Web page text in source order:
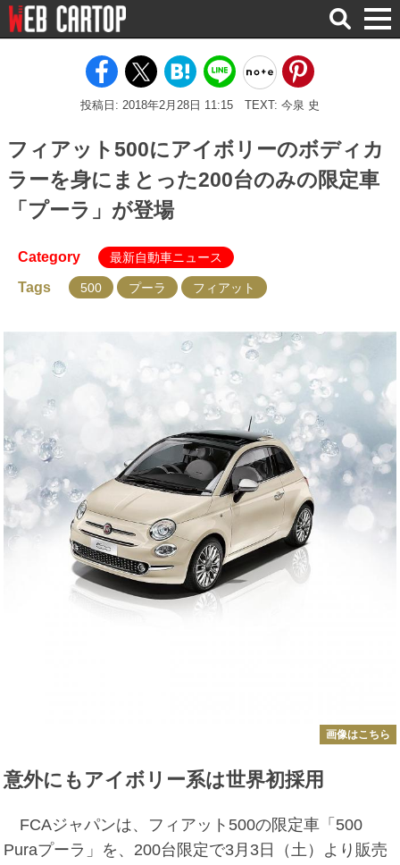
検
索
投稿日: 2018年2月28日 11:15 TEXT: 今泉 史
フィアット500にアイボリーのボディカ
ラーを身にまとった200台のみの限定車
「プーラ」が登場
Category 最新自動車ニュース
Tags 500 プーラ フィアット
画像はこちら
意外にもアイボリー系は世界初採用
FCAジャパンは、フィアット500の限定車「500
Puraプーラ」を、200台限定で3月3日（土）より販売